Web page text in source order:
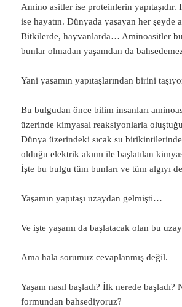
Amino asitler ise proteinlerin
ise hayatın. Dünyada yaşayan her şeyde
Bitkilerde, hayvanlarda… Aminoasitler
bunlar olmadan yaşamdan da
Yani yaşamın yapıtaşlarından birini
Bu bulgudan önce bilim insanları
üzerinde kimyasal reaksiyonlarla
Dünya üzerindeki sıcak su
olduğu elektrik akımı ile başlatılan
İşte bu bulgu tüm bunları ve tüm algıyı
Yaşamın yapıtaşı uzaydan gelmişti…
Ve işte yaşamı da başlatacak olan bu
Ama hala sorumuz cevaplanmış değil.
Yaşam nasıl başladı? İlk nerede başladı?
formundan bahsediyoruz?